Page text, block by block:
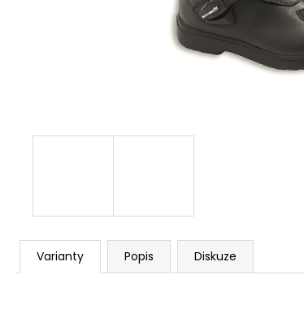
Varianty Popis Diskuze